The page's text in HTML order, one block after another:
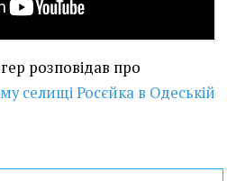
розповідав про
селищі Росєйка в Одеській